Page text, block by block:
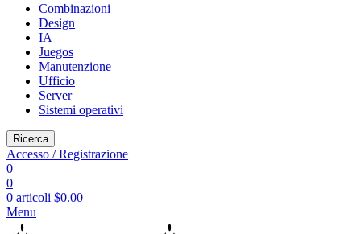
Combinazioni
Design
IA
Juegos
Manutenzione
Ufficio
Server
Sistemi operativi
Ricerca
Accesso / Registrazione
0
0
0 articoli $0.00
Menu